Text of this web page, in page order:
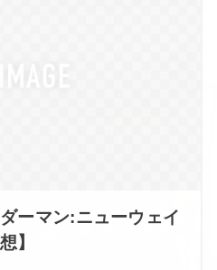
ーマン:ニューウェイ
】